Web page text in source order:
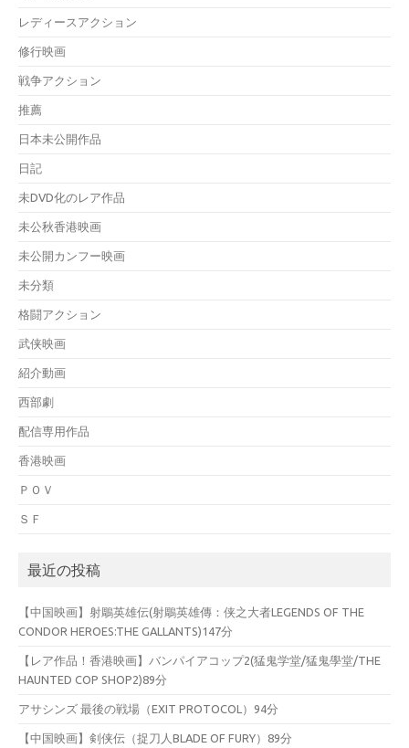
レディースアクション
修行映画
戦争アクション
推薦
日本未公開作品
日記
未DVD化のレア作品
未公秋香港映画
未公開カンフー映画
未分類
格闘アクション
武侠映画
紹介動画
西部劇
配信専用作品
香港映画
ＰＯＶ
ＳＦ
最近の投稿
【中国映画】射鵰英雄伝(射鵰英雄傳：侠之大者LEGENDS OF THE
CONDOR HEROES:THE GALLANTS)147分
【レア作品！香港映画】バンパイアコップ2(猛鬼学堂/猛鬼學堂/THE
HAUNTED COP SHOP2)89分
アサシンズ 最後の戦場（EXIT PROTOCOL）94分
【中国映画】剣侠伝（捉刀人BLADE OF FURY）89分